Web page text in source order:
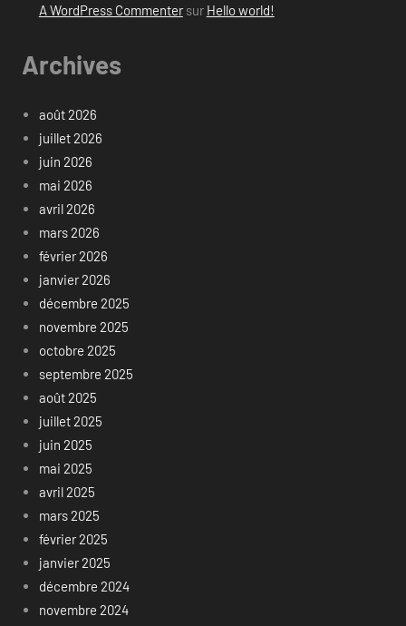
A WordPress Commentersur Hello world!
Archives
août 2026
juillet 2026
juin 2026
mai 2026
avril 2026
mars 2026
février 2026
janvier 2026
décembre 2025
novembre 2025
octobre 2025
septembre 2025
août 2025
juillet 2025
juin 2025
mai 2025
avril 2025
mars 2025
février 2025
janvier 2025
décembre 2024
novembre 2024